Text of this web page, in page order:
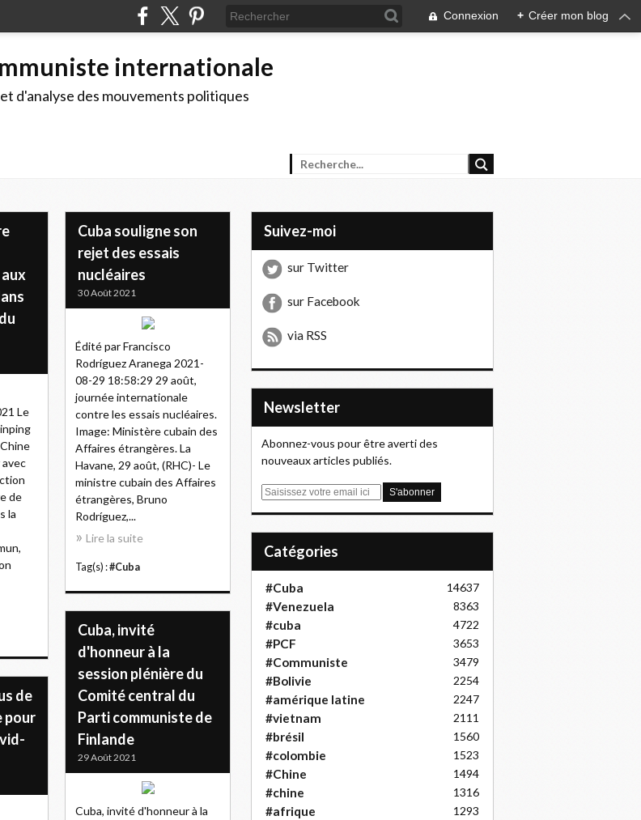
Connexion + Créer mon blog
internationale
d'analyse des mouvements politiques
Le
de
la
Cuba souligne son
rejet des essais
nucléaires
30 Août 2021
Édité par Francisco
Rodríguez Aranega 2021-
08-29 18:58:29 29 août,
journée internationale
contre les essais nucléaires.
Image: Ministère cubain des
Affaires étrangères. La
Havane, 29 août, (RHC)- Le
ministre cubain des Affaires
étrangères, Bruno
Rodríguez,...
Lire la suite
Tag(s) :#Cuba
Cuba, invité
d'honneur à la
session plénière du
Comité central du
Parti communiste de
Finlande
29 Août 2021
Cuba, invité d'honneur à la
de
pour
Suivez-moi
sur Twitter
sur Facebook
via RSS
Newsletter
Abonnez-vous pour être averti des
nouveaux articles publiés.
E
Catégories
#Cuba 14637
#Venezuela 8363
#cuba 4722
#PCF 3653
#Communiste 3479
#Bolivie 2254
#amérique latine 2247
#vietnam 2111
#brésil 1560
#colombie 1523
#Chine 1494
#chine 1316
#afrique 1293